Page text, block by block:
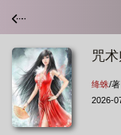
咒
绛蛛/著
2026-